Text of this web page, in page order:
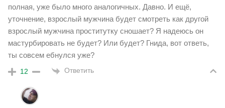
полная, уже было много аналогичных. Давно. И ещё,
уточнение, взрослый мужчина будет смотреть как другой
взрослый мужчина проститутку сношает? Я надеюсь он
мастурбировать не будет? Или будет? Гнида, вот ответь,
ты совсем ебнулся уже?
12 Ответить